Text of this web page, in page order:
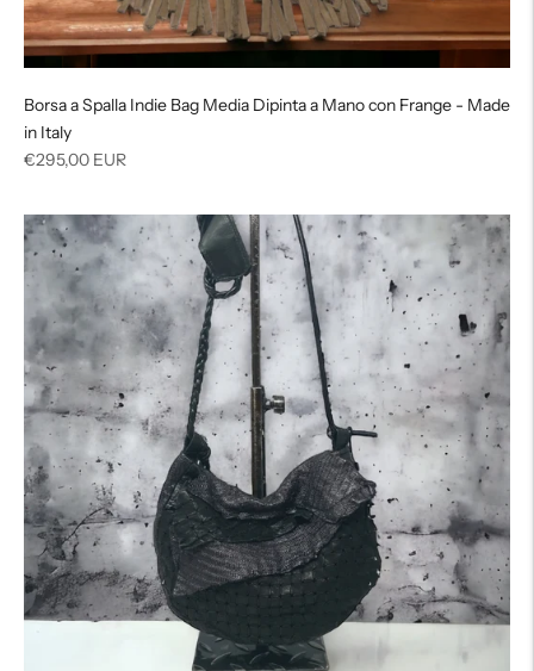
Borsa a Spalla Indie Bag Media Dipinta a Mano con Frange - Made
in Italy
Prezzo
listino
€295,00 EUR